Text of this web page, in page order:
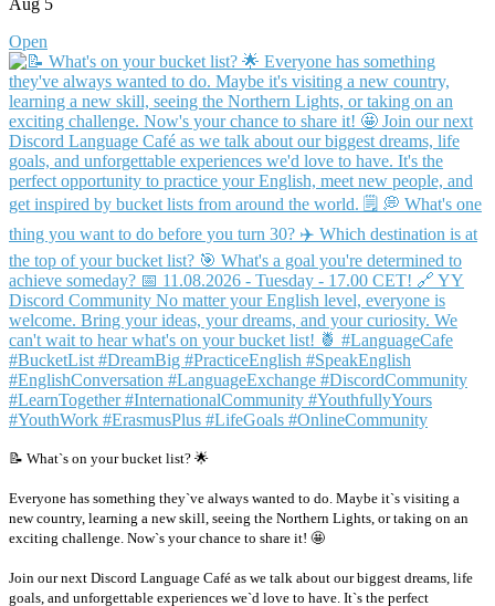
Open
📝 What`s on your bucket list? 🌟
Everyone has something they`ve always wanted to do. Maybe it`s visiting a
new country, learning a new skill, seeing the Northern Lights, or taking on an
exciting challenge. Now`s your chance to share it! 🤩
Join our next Discord Language Café as we talk about our biggest dreams, life
goals, and unforgettable experiences we`d love to have. It`s the perfect